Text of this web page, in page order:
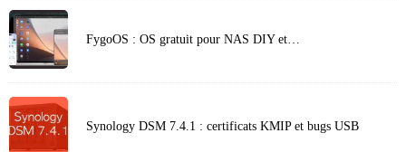
FygoOS : OS gratuit pour NAS DIY et…
Synology DSM 7.4.1 : certificats KMIP et bugs USB